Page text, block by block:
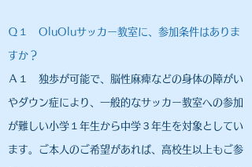
​Ｑ１ OluOluサッカー教室に、参加条件はありま
すか？
Ａ１ 独歩が可能で、脳性麻痺などの身体の障がい
やダウン症により、一般的なサッカー教室への参加
が難しい小学１年生から中学３年生を対象としてい
ます。ご本人のご希望があれば、高校生以上もご参